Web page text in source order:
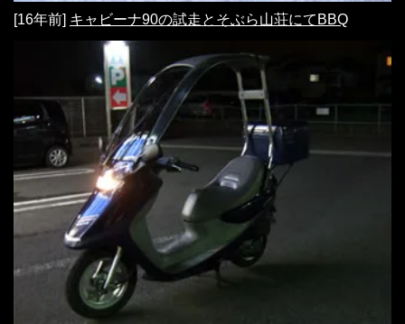
[16年前] キャビーナ90の試走とそぶら山荘にてBBQ